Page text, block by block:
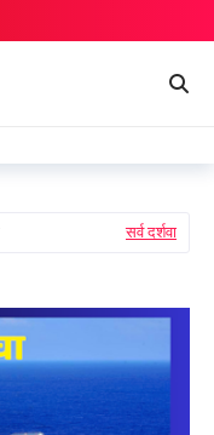
सर्व दर्शवा